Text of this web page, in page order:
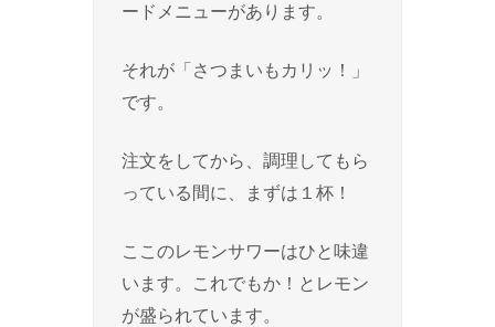
ードメニューがあります。
それが「さつまいもカリッ！」
です。
注文をしてから、調理してもら
っている間に、まずは１杯！
ここのレモンサワーはひと味違
います。これでもか！とレモン
が盛られています。